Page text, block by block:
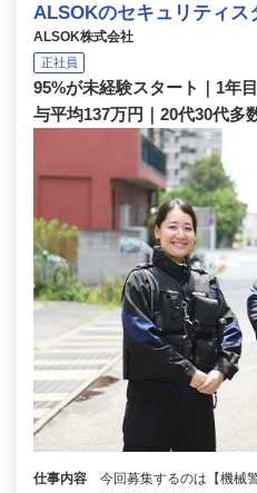
ALSOKのセキュリティス
ALSOK株式会社
正社員
95%が未経験スタート｜1年
与平均137万円｜20代30代多
仕事内容
今回募集するのは【機械